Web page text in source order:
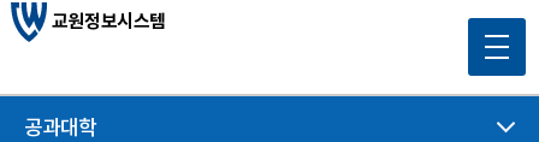
교원정보시스템
공과대학